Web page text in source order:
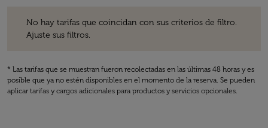
No hay tarifas que coincidan con sus criterios de filtro.
Ajuste sus filtros.
* Las tarifas que se muestran fueron recolectadas en las últimas 48 horas y es
posible que ya no estén disponibles en el momento de la reserva. Se pueden
aplicar tarifas y cargos adicionales para productos y servicios opcionales.